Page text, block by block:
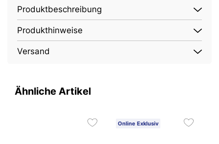
Produktbeschreibung
Produkthinweise
Versand
Ähnliche Artikel
Online Exklusiv